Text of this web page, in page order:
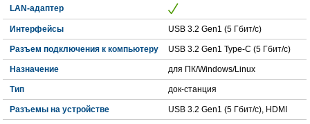
LAN-адаптер
Интерфейсы USB 3.2 Gen1 (5 Гбит/с)
Разъем подключения к компьютеру USB 3.2 Gen1 Type-C (5 Гбит/с)
Назначение для ПК/Windows/Linux
Тип док-станция
Разъемы на устройстве USB 3.2 Gen1 (5 Гбит/с), HDMI